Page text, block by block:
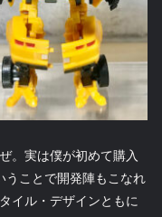
。実は僕が初めて購入
うことで開発陣もこなれ
イル・デザインともに